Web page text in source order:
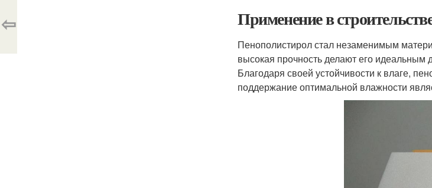
Применение в
Пенополистирол стал незаменимым
высокая прочность делают его идеальным
Благодаря своей устойчивости к влаге,
поддержание оптимальной влажности
⇦